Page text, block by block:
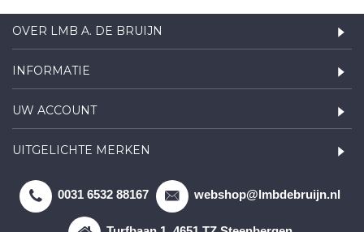
OVER LMB A. DE BRUIJN
INFORMATIE
UW ACCOUNT
UITGELICHTE MERKEN
0031 6532 88167 webshop@lmbdebruijn.nl